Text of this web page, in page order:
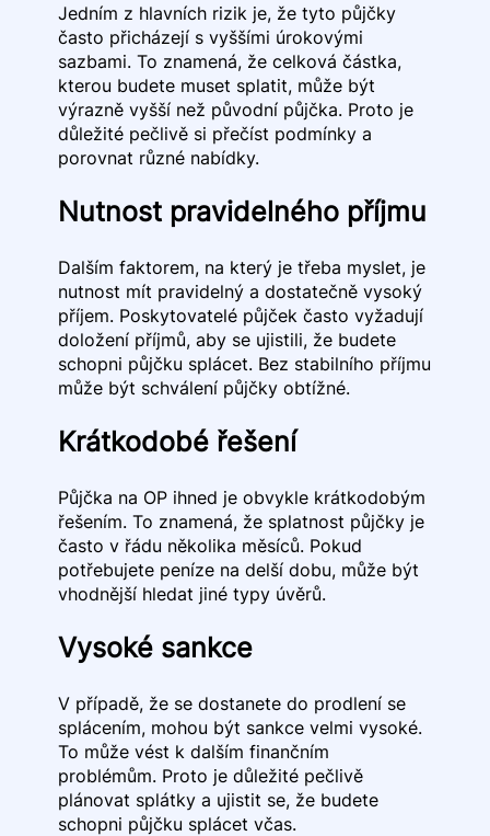
Jedním z hlavních rizik je, že tyto půjčky
často přicházejí s vyššími úrokovými
sazbami. To znamená, že celková částka,
kterou budete muset splatit, může být
výrazně vyšší než původní půjčka. Proto je
důležité pečlivě si přečíst podmínky a
porovnat různé nabídky.
Nutnost pravidelného příjmu
Dalším faktorem, na který je třeba myslet, je
nutnost mít pravidelný a dostatečně vysoký
příjem. Poskytovatelé půjček často vyžadují
doložení příjmů, aby se ujistili, že budete
schopni půjčku splácet. Bez stabilního příjmu
může být schválení půjčky obtížné.
Krátkodobé řešení
Půjčka na OP ihned je obvykle krátkodobým
řešením. To znamená, že splatnost půjčky je
často v řádu několika měsíců. Pokud
potřebujete peníze na delší dobu, může být
vhodnější hledat jiné typy úvěrů.
Vysoké sankce
V případě, že se dostanete do prodlení se
splácením, mohou být sankce velmi vysoké.
To může vést k dalším finančním
problémům. Proto je důležité pečlivě
plánovat splátky a ujistit se, že budete
schopni půjčku splácet včas.